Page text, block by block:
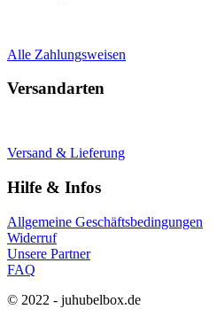
Alle Zahlungsweisen
Versandarten
Versand & Lieferung
Hilfe & Infos
Allgemeine Geschäftsbedingungen
Widerruf
Unsere Partner
FAQ
© 2022 - juhubelbox.de